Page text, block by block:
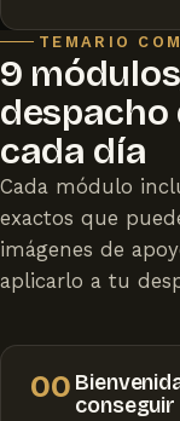
TEMARIO
9
despacho
cada día
Cada módulo
exactos que
imágenes de
aplicarlo a tu
00
conseguir